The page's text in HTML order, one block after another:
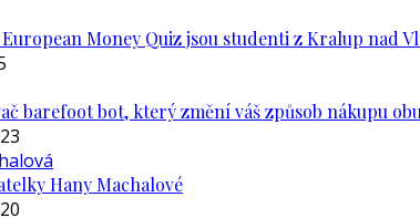
Money Quiz jsou studenti z Kralup nad
barefoot bot, který změní váš způsob nákupu
Hany Machalové